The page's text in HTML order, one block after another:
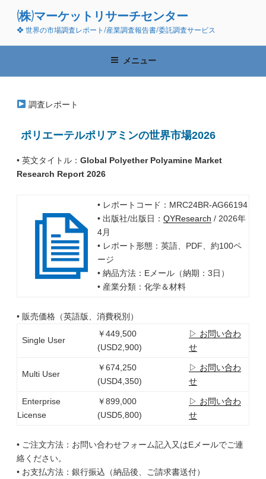
ン
(株)マーケットリサーチセンター
❖ 世界の市場調査レポート/産業調査報告書/委託調査サービス
メニュー
調査レポート
ポリエーテルポリアミンの世界市場2026
• 英文タイトル： Global Polyether Polyamine Market
Research Report 2026
• レポートコード：MRC24BR-AG66194
• 出版社/出版日： QYResearch / 2026年
4月
• レポート形態：英語、PDF、約100ペ
ージ
• 納品方法：Eメール（納期：3日）
• 産業分類：化学＆材料
• 販売価格（英語版、消費税別）
Single User
￥449,500
(USD2,900)
▷ お問い合わ
せ
Multi User
￥674,250
(USD4,350)
▷ お問い合わ
せ
Enterprise
License
￥899,000
(USD5,800)
▷ お問い合わ
せ
• ご注文方法：お問い合わせフォーム記入又はEメールでご連
絡ください。
• お支払方法：銀行振込（納品後、ご請求書送付）